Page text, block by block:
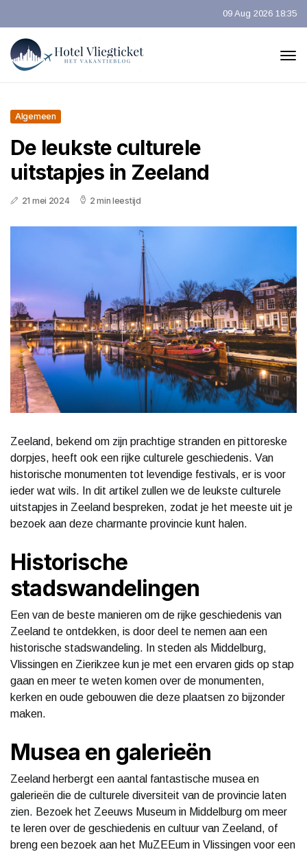
09 Aug 2026 18:35
Algemeen
De leukste culturele
uitstapjes in Zeeland
21 mei 2024 2 min leestijd
Zeeland, bekend om zijn prachtige stranden en pittoreske
dorpjes, heeft ook een rijke culturele geschiedenis. Van
historische monumenten tot levendige festivals, er is voor
ieder wat wils. In dit artikel zullen we de leukste culturele
uitstapjes in Zeeland bespreken, zodat je het meeste uit je
bezoek aan deze charmante provincie kunt halen.
Historische
stadswandelingen
Een van de beste manieren om de rijke geschiedenis van
Zeeland te ontdekken, is door deel te nemen aan een
historische stadswandeling. In steden als Middelburg,
Vlissingen en Zierikzee kun je met een ervaren gids op stap
gaan en meer te weten komen over de monumenten,
kerken en oude gebouwen die deze plaatsen zo bijzonder
maken.
Musea en galerieën
Zeeland herbergt een aantal fantastische musea en
galerieën die de culturele diversiteit van de provincie laten
zien. Bezoek het Zeeuws Museum in Middelburg om meer
te leren over de geschiedenis en cultuur van Zeeland, of
breng een bezoek aan het MuZEEum in Vlissingen voor een